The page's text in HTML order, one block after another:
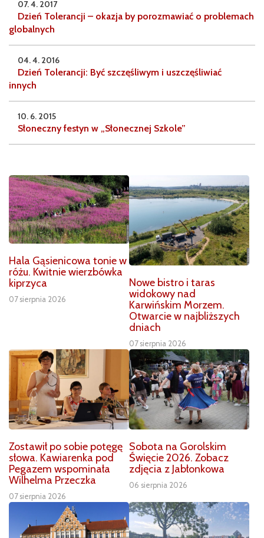
07. 4. 2017
Dzień Tolerancji – okazja by porozmawiać o problemach
globalnych
04. 4. 2016
Dzień Tolerancji: Być szczęśliwym i uszczęśliwiać
innych
10. 6. 2015
Słoneczny festyn w „Słonecznej Szkole”
Hala Gąsienicowa tonie w
różu. Kwitnie wierzbówka
kiprzyca
07 sierpnia 2026
Nowe bistro i taras
widokowy nad
Karwińskim Morzem.
Otwarcie w najbliższych
dniach
07 sierpnia 2026
Zostawił po sobie potęgę
słowa. Kawiarenka pod
Pegazem wspominała
Wilhelma Przeczka
07 sierpnia 2026
Sobota na Gorolskim
Święcie 2026. Zobacz
zdjęcia z Jabłonkowa
06 sierpnia 2026